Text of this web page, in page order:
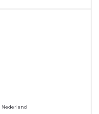
Nederland